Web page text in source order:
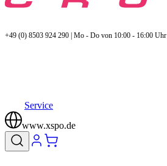
+49 (0) 8503 924 290 | Mo - Do von 10:00 - 16:00 Uhr
Service
www.xspo.de